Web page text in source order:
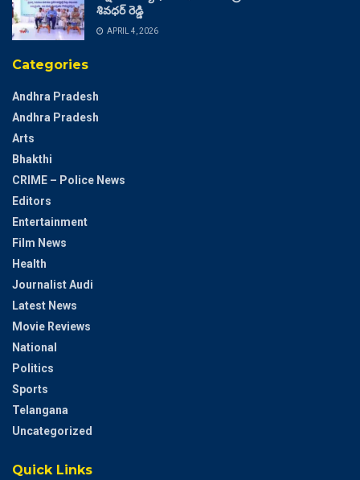
శివధర్ రెడ్డి
APRIL 4, 2026
Categories
Andhra Pradesh
Andhra Pradesh
Arts
Bhakthi
CRIME – Police News
Editors
Entertainment
Film News
Health
Journalist Audi
Latest News
Movie Reviews
National
Politics
Sports
Telangana
Uncategorized
Quick Links